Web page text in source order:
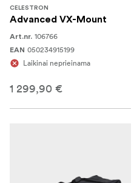
CELESTRON
Advanced VX-Mount
Art.nr. 106766
EAN 050234915199
Laikinai neprieinama
1 299,90 €